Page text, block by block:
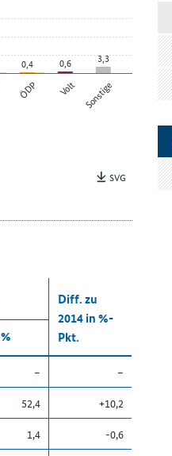
ÖDP Volt Sonstige
0,4 0,6 3,3
SVG
Diff. zu
2014 in %-
Pkt.
%
–
–
52,4
+10,2
1,4
-0,6